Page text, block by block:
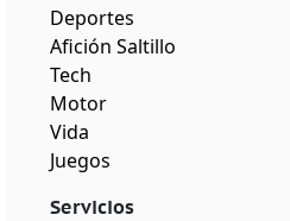
Deportes
Afición Saltillo
Tech
Motor
Vida
Juegos
Servicios